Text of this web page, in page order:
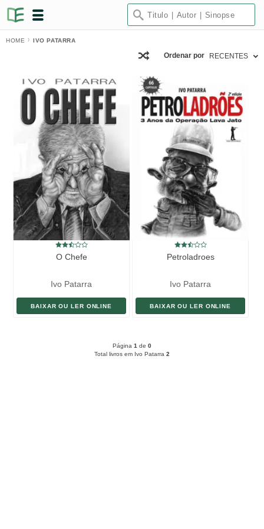
HOME IVO PATARRA
Ordenar por RECENTES
O Chefe
Ivo Patarra
BAIXAR OU LER ONLINE
Petroladroes
Ivo Patarra
BAIXAR OU LER ONLINE
Página 1 de 0
Total livros em Ivo Patarra 2